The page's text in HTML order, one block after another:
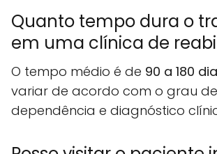
Quanto tempo dura o
em uma clínica de
O tempo médio é de 90 a 180
variar de acordo com o grau de
dependência e diagnóstico